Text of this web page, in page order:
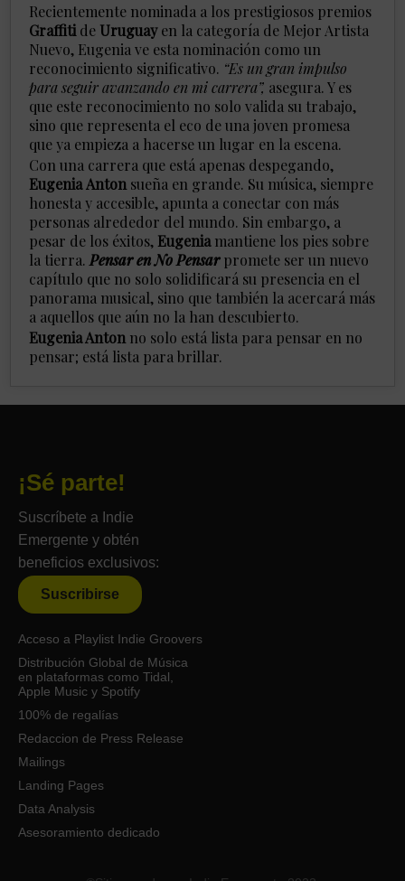
Recientemente nominada a los prestigiosos premios
Graffiti de Uruguayen la categoría de Mejor Artista
Nuevo, Eugenia ve esta nominación como un
reconocimiento significativo. “Es un gran impulso
para seguir avanzando en mi carrera”, asegura. Y es
que este reconocimiento no solo valida su trabajo,
sino que representa el eco de una joven promesa
que ya empieza a hacerse un lugar en la escena.
Con una carrera que está apenas despegando,
Eugenia Anton sueña en grande. Su música, siempre
honesta y accesible, apunta a conectar con más
personas alrededor del mundo. Sin embargo, a
pesar de los éxitos, Eugeniamantiene los pies sobre
la tierra. Pensar en No Pensarpromete ser un nuevo
capítulo que no solo solidificará su presencia en el
panorama musical, sino que también la acercará más
a aquellos que aún no la han descubierto.
Eugenia Anton no solo está lista para pensar en no
pensar; está lista para brillar.
¡Sé parte!
Suscríbete a Indie
Emergente y obtén
beneficios exclusivos:
Suscribirse
Acceso a Playlist Indie Groovers
Distribución Global de Música
en plataformas como Tidal,
Apple Music y Spotify
100% de regalías
Redaccion de Press Release
Mailings
Landing Pages
Data Analysis
Asesoramiento dedicado